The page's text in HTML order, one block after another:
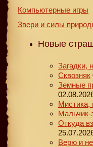
Компьютерные игры
Звери и силы
Новые
Загадки,
Сквозняк
Земные
Мистика,
Мальчик-
Откуда
Верю и